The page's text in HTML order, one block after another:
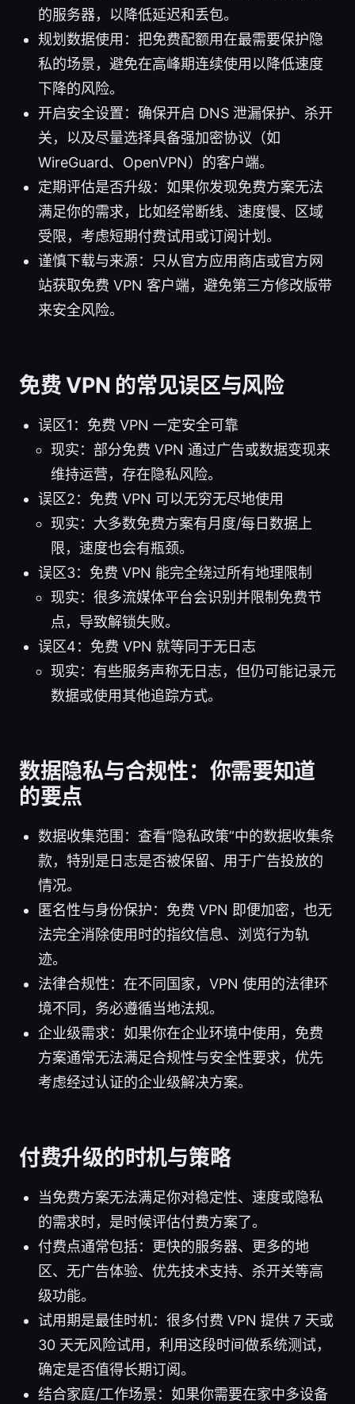
的服务器，以降低延迟和丢包。
规划数据使用：把免费配额用在最需要保护隐
私的场景，避免在高峰期连续使用以降低速度
下降的风险。
开启安全设置：确保开启 DNS 泄漏保护、杀开
关，以及尽量选择具备强加密协议（如
WireGuard、OpenVPN）的客户端。
定期评估是否升级：如果你发现免费方案无法
满足你的需求，比如经常断线、速度慢、区域
受限，考虑短期付费试用或订阅计划。
谨慎下载与来源：只从官方应用商店或官方网
站获取免费 VPN 客户端，避免第三方修改版带
来安全风险。
免费 VPN 的常见误区与风险
误区1：免费 VPN 一定安全可靠
现实：部分免费 VPN 通过广告或数据变现来
维持运营，存在隐私风险。
误区2：免费 VPN 可以无穷无尽地使用
现实：大多数免费方案有月度/每日数据上
限，速度也会有瓶颈。
误区3：免费 VPN 能完全绕过所有地理限制
现实：很多流媒体平台会识别并限制免费节
点，导致解锁失败。
误区4：免费 VPN 就等同于无日志
现实：有些服务声称无日志，但仍可能记录元
数据或使用其他追踪方式。
数据隐私与合规性：你需要知道
的要点
数据收集范围：查看“隐私政策”中的数据收集条
款，特别是日志是否被保留、用于广告投放的
情况。
匿名性与身份保护：免费 VPN 即便加密，也无
法完全消除使用时的指纹信息、浏览行为轨
迹。
法律合规性：在不同国家，VPN 使用的法律环
境不同，务必遵循当地法规。
企业级需求：如果你在企业环境中使用，免费
方案通常无法满足合规性与安全性要求，优先
考虑经过认证的企业级解决方案。
付费升级的时机与策略
当免费方案无法满足你对稳定性、速度或隐私
的需求时，是时候评估付费方案了。
付费点通常包括：更快的服务器、更多的地
区、无广告体验、优先技术支持、杀开关等高
级功能。
试用期是最佳时机：很多付费 VPN 提供 7 天或
30 天无风险试用，利用这段时间做系统测试，
确定是否值得长期订阅。
结合家庭/工作场景：如果你需要在家中多设备